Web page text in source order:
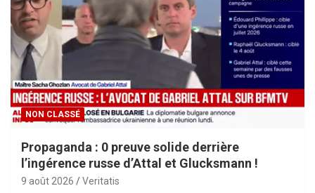
NON CLASSÉ
Propaganda : 0 preuve solide derrière
l’ingérence russe d’Attal et Glucksmann !
9 août 2026 Veritatis